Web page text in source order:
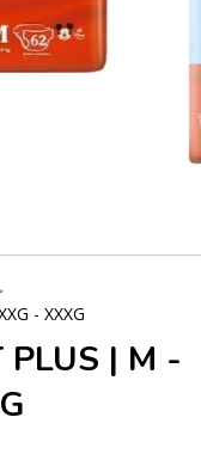
- XXXG
PLUS | M -